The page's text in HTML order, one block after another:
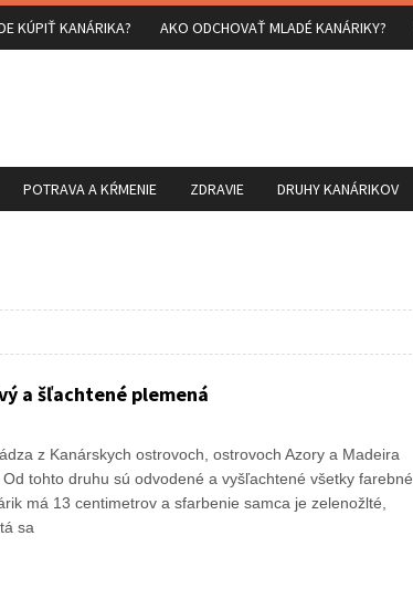
KÚPIŤ KANÁRIKA? AKO ODCHOVAŤ MLADÉ KANÁRIKY?
POTRAVA A KŔMENIE ZDRAVIE DRUHY KANÁRIKOV
a šľachtené plemená
z Kanárskych ostrovoch, ostrovoch Azory a Madeira
tohto druhu sú odvodené a vyšľachtené všetky farebné
má 13 centimetrov a sfarbenie samca je zelenožlté,
sa